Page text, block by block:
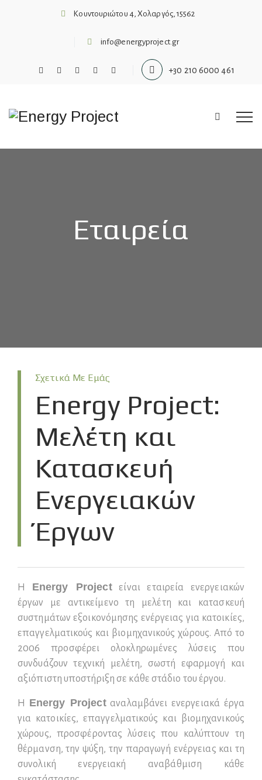
Κουντουριώτου 4, Χολαργός, 15562
info@energyproject.gr
+30 210 6000 461
Εταιρεία
Σχετικά Με Εμάς
Energy Project:
Μελέτη και
Κατασκευή
Ενεργειακών
Έργων
Η Energy Projectείναι εταιρεία ενεργειακών
έργων με αντικείμενο τη μελέτη και κατασκευή
συστημάτων εξοικονόμησης ενέργειας για κατοικίες,
επαγγελματικούς και βιομηχανικούς χώρους. Από το
2006 προσφέρει ολοκληρωμένες λύσεις που
συνδυάζουν τεχνική μελέτη, σωστή εφαρμογή και
αξιόπιστη υποστήριξη σε κάθε στάδιο του έργου.
Η Energy Projectαναλαμβάνει ενεργειακά έργα
για κατοικίες, επαγγελματικούς και βιομηχανικούς
χώρους, προσφέροντας λύσεις που καλύπτουν τη
θέρμανση, την ψύξη, την παραγωγή ενέργειας και τη
συνολική ενεργειακή αναβάθμιση κάθε